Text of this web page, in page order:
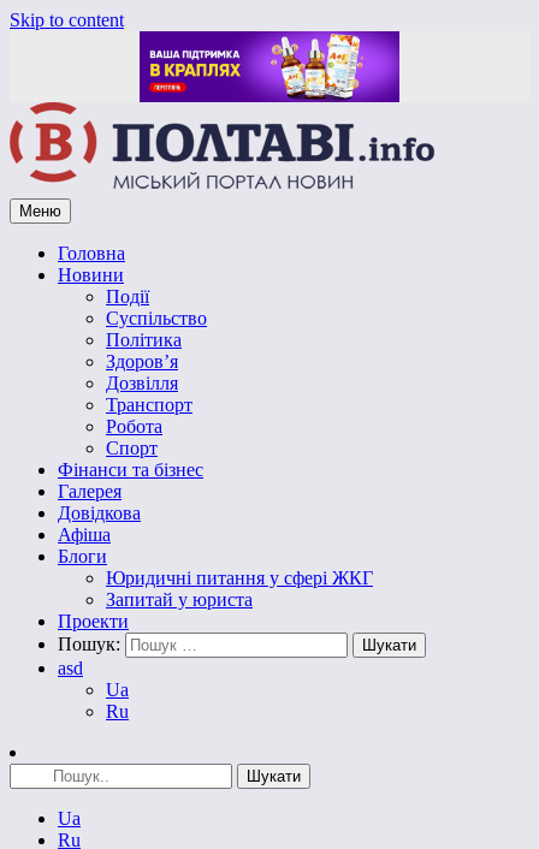
Skip to content
Vpoltave.info
Полтавський портал новин
Меню
Головна
Новини
Події
Суспільство
Політика
Здоров’я
Дозвілля
Транспорт
Робота
Спорт
Фінанси та бізнес
Галерея
Довідкова
Афіша
Блоги
Юридичні питання у сфері ЖКГ
Запитай у юриста
Проекти
Пошук:
asd
Ua
Ru
Ua
Ru